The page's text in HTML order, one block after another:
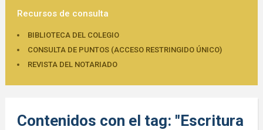
Recursos de consulta
BIBLIOTECA DEL COLEGIO
CONSULTA DE PUNTOS (ACCESO RESTRINGIDO ÚNICO)
REVISTA DEL NOTARIADO
Contenidos con el tag: "Escritura